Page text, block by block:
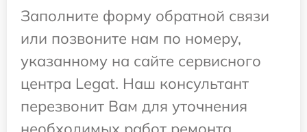
Заполните форму обратной связи
или позвоните нам по номеру,
указанному на сайте сервисного
центра Legat. Наш консультант
перезвонит Вам для уточнения